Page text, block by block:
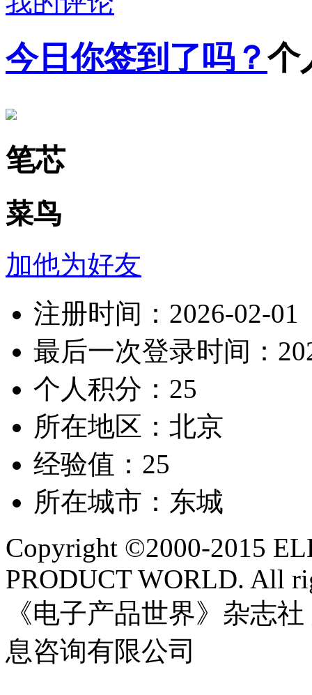
今日你签到了吗？个
笔芯
菜鸟
加他为好友
注册时间：2026-02-01
最后一次登录时间：
个人积分：25
所在地区：北京
经验值：25
所在城市：东城
Copyright ©2000-2015
PRODUCT WORLD. All
《电子产品世界》杂志
息咨询有限公司